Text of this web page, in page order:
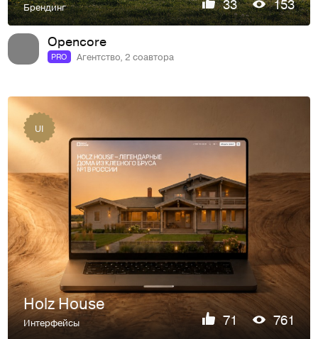
Брендинг 33 153
Opencore
PRO Агентство, 2 соавтора
UI
Holz House
Интерфейсы 71 761